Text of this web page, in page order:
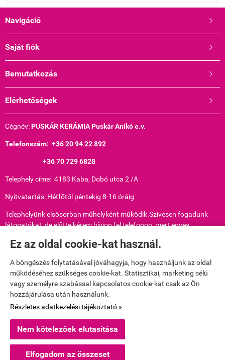
Ez az oldal cookie-kat használ.
A böngészés folytatásával jóváhagyja, hogy használjunk az oldal
működéséhez szükséges cookie-kat. Statisztikai, marketing célú
vagy személyre szabással kapcsolatos cookie-kat csak az Ön
hozzájárulása után használunk.
Részletes adatkezelési tájékoztató »
Nem kötelezőek elutasítása
Elfogadom az összeset
Navigáció 
Saját fiók 
Bemutatkozás 
Elérhetőségek 
Cégnév:PUSKÁR KERÁMIA Puskár Anikó e.v.
Telefonszám: +36 20 94 22 892
+36 70 729 6828
Telephely címe: 4183 Kaba, Dobó utca 2 /A
Nyitvatartás: Hétfőtől péntekig 8-16 óráig
Telephelyünk elsősorban műhelyként működik.Szívesen fogadunk
látogatókat, de előtte kérem hívjon fel telefonon, mert egyes
Adószám: 68278782-2-29
E-mail:puskarani@gmail.com
puskarkeramia79@gmail.com
Webáruház készítés